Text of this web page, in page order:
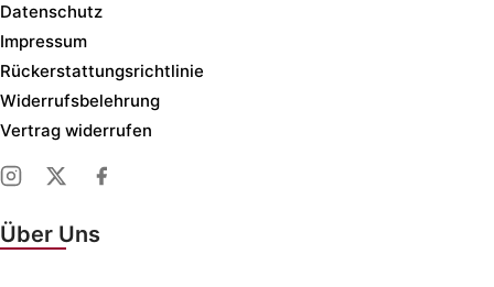
Datenschutz
Impressum
Rückerstattungsrichtlinie
Widerrufsbelehrung
Vertrag widerrufen
Über Uns